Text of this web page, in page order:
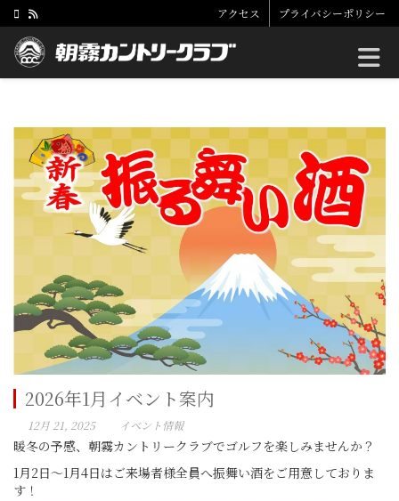
アクセス プライバシーポリシー
2026年1月イベント案内
12月 21, 2025 イベント情報
暖冬の予感、朝霧カントリークラブでゴルフを楽しみませんか？
1月2日～1月4日はご来場者様全員へ振舞い酒をご用意しておりま
す！